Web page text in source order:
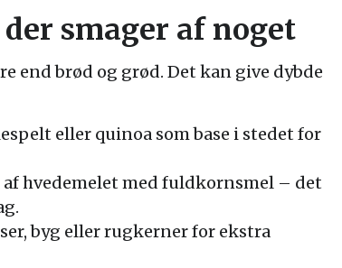
smager af noget
end brød og grød. Det kan give dybde
eller quinoa som base i stedet for
af hvedemelet med fuldkornsmel – det
byg eller rugkerner for ekstra